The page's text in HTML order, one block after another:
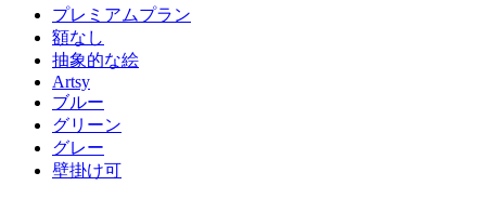
プレミアムプラン
額なし
抽象的な絵
Artsy
ブルー
グリーン
グレー
壁掛け可